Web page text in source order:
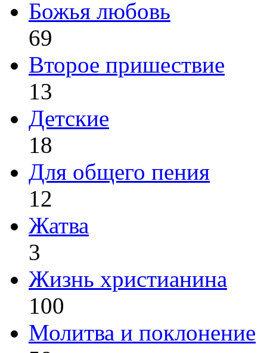
Божья любовь
69
Второе пришествие
13
Детские
18
Для общего пения
12
Жатва
3
Жизнь христианина
100
Молитва и поклонение